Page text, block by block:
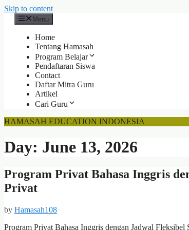
Skip to content
Menu
Home
Tentang Hamasah
Program Belajar
Pendaftaran Siswa
Contact
Daftar Mitra Guru
Artikel
Cari Guru
HAMASAH EDUCATION INDONESIA
Day: June 13, 2026
Program Privat Bahasa Inggris
Privat
by Hamasah108
Program Privat Bahasa Inggris dengan Jadwal